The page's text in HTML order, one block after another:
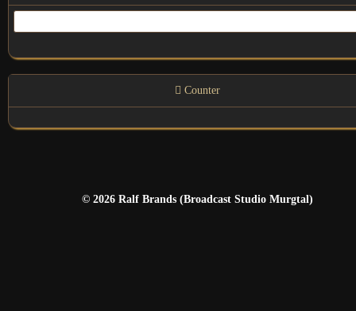
Counter
© 2026 Ralf Brands (Broadcast Studio Murgtal)